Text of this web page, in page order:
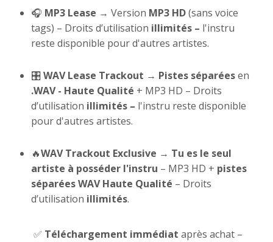
🎧 MP3 Lease → Version MP3 HD(sans voice
tags) – Droits d’utilisation illimités – l'instru
reste disponible pour d'autres artistes.
🎛WAV Lease Trackout → Pistes séparéesen
.WAV - Haute Qualité + MP3 HD – Droits
d’utilisation illimités – l'instru reste disponible
pour d'autres artistes.
🔥WAV Trackout Exclusive → Tu es le seul
artiste à posséder l'instru – MP3 HD + pistes
séparées WAV Haute Qualité – Droits
d’utilisation illimités.
✅ Téléchargement immédiat après achat –